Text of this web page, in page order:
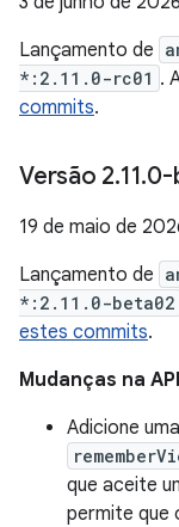
Lançamento de
*:2.11.0-rc01 .
commits.
Versão 2.11.0-
19 de maio de
Lançamento de
*:2.11.0-beta02
estes commits.
Mudanças na API
Adicione
que aceite
permite que